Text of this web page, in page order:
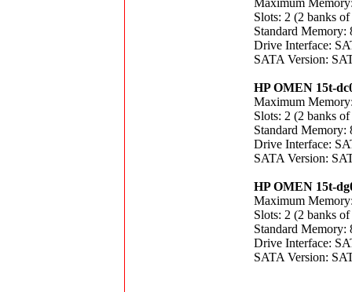
Maximum
Slots: 2 (2 banks
Standard Memory:
Drive Interface:
SATA Version:
HP OMEN 15t-
Maximum
Slots: 2 (2 banks
Standard Memory:
Drive Interface:
SATA Version:
HP OMEN 15t-
Maximum
Slots: 2 (2 banks
Standard Memory:
Drive Interface:
SATA Version: